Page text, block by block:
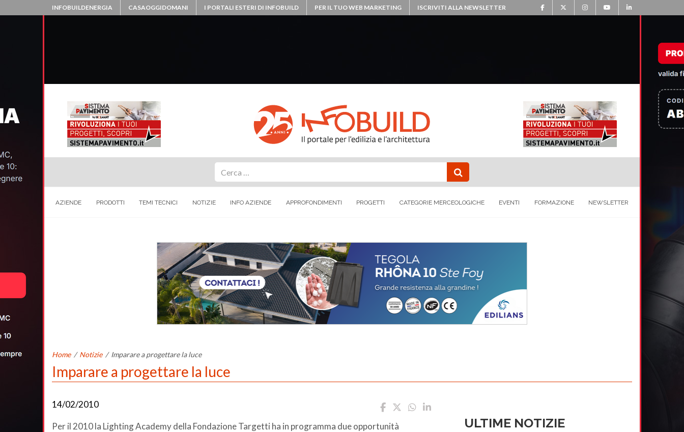
INFOBUILDENERGIA CASAOGGIDOMANI I PORTALI ESTERI DI INFOBUILD PER IL TUO WEB MARKETING ISCRIVITI ALLA NEWSLETTER
AZIENDE PRODOTTI TEMI TECNICI NOTIZIE INFO AZIENDE APPROFONDIMENTI PROGETTI CATEGORIE MERCEOLOGICHE EVENTI FORMAZIONE NEWSLETTER
Home / Notizie / Imparare a progettare la luce
Imparare a progettare la luce
14/02/2010
Per il 2010 la Lighting Academy della Fondazione Targetti ha in programma due opportunità
ULTIME NOTIZIE